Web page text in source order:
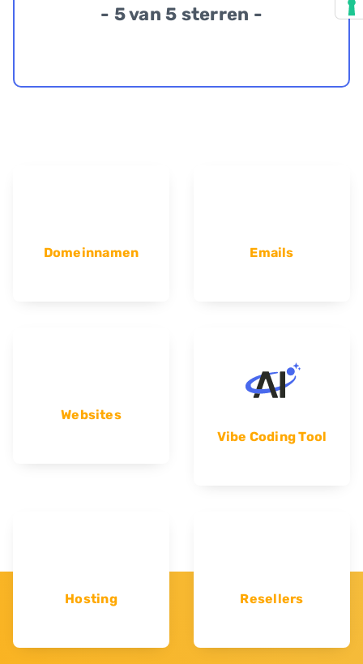
- 5 van 5 sterren -
Domeinnamen Emails
Websites
Vibe Coding Tool
Hosting Resellers